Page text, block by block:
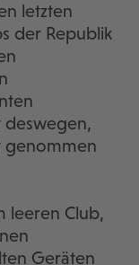
letzten
der Republik
deswegen,
genommen
leeren Club,
Geräten